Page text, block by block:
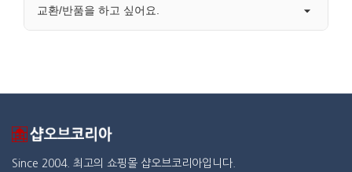
교환/반품을 하고 싶어요.
Since 2004. 최고의 쇼핑몰 샵오브코리아입니다.